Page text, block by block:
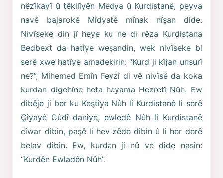
nêzîkayî û têkilîyên Medya û Kurdistanê, peyva
navê bajarokê Mîdyatê mînak nîşan dide.
Nivîseke din jî heye ku ne di rêza Kurdistana
Bedbext da hatîye weşandin, wek nivîseke bi
serê xwe hatîye amadekirin: “Kurd ji kîjan unsurî
ne?”, Mihemed Emîn Feyzî di vê nivîsê da koka
kurdan digehîne heta heyama Hezretî Nûh. Ew
dibêje ji ber ku Keştîya Nûh li Kurdistanê li serê
Çîyayê Cûdî danîye, ewledê Nûh li Kurdistanê
cîwar dibin, paşê li hev zêde dibin û li her derê
belav dibin. Ew, kurdan ji nû ve dide nasîn:
“Kurdên Ewladên Nûh”.